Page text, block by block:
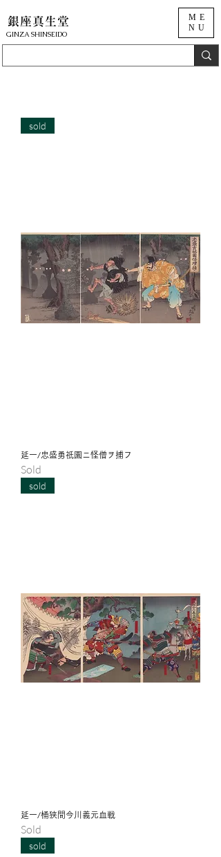
ME
NU
銀座真生堂
​GINZA SHINSEIDO
sold
延一/忠盛勇祇園ニ怪僧ヲ捕フ
Sold
sold
延一/桶狭間今川義元血戦
Sold
sold